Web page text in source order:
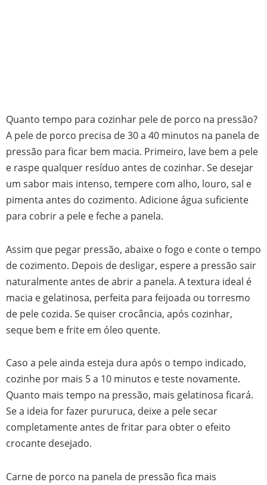
Quanto tempo para cozinhar pele de porco na pressão?
A pele de porco precisa de 30 a 40 minutos na panela de
pressão para ficar bem macia. Primeiro, lave bem a pele
e raspe qualquer resíduo antes de cozinhar. Se desejar
um sabor mais intenso, tempere com alho, louro, sal e
pimenta antes do cozimento. Adicione água suficiente
para cobrir a pele e feche a panela.
Assim que pegar pressão, abaixe o fogo e conte o tempo
de cozimento. Depois de desligar, espere a pressão sair
naturalmente antes de abrir a panela. A textura ideal é
macia e gelatinosa, perfeita para feijoada ou torresmo
de pele cozida. Se quiser crocância, após cozinhar,
seque bem e frite em óleo quente.
Caso a pele ainda esteja dura após o tempo indicado,
cozinhe por mais 5 a 10 minutos e teste novamente.
Quanto mais tempo na pressão, mais gelatinosa ficará.
Se a ideia for fazer pururuca, deixe a pele secar
completamente antes de fritar para obter o efeito
crocante desejado.
Carne de porco na panela de pressão fica mais